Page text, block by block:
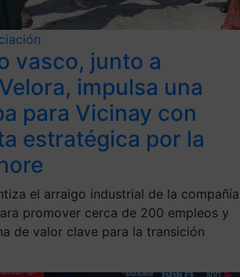
vasco, junto a
impulsa una
para Vicinay con
estratégica por la
el arraigo industrial de la compañía
promover cerca de 200 empleos y
de valor clave para la transición